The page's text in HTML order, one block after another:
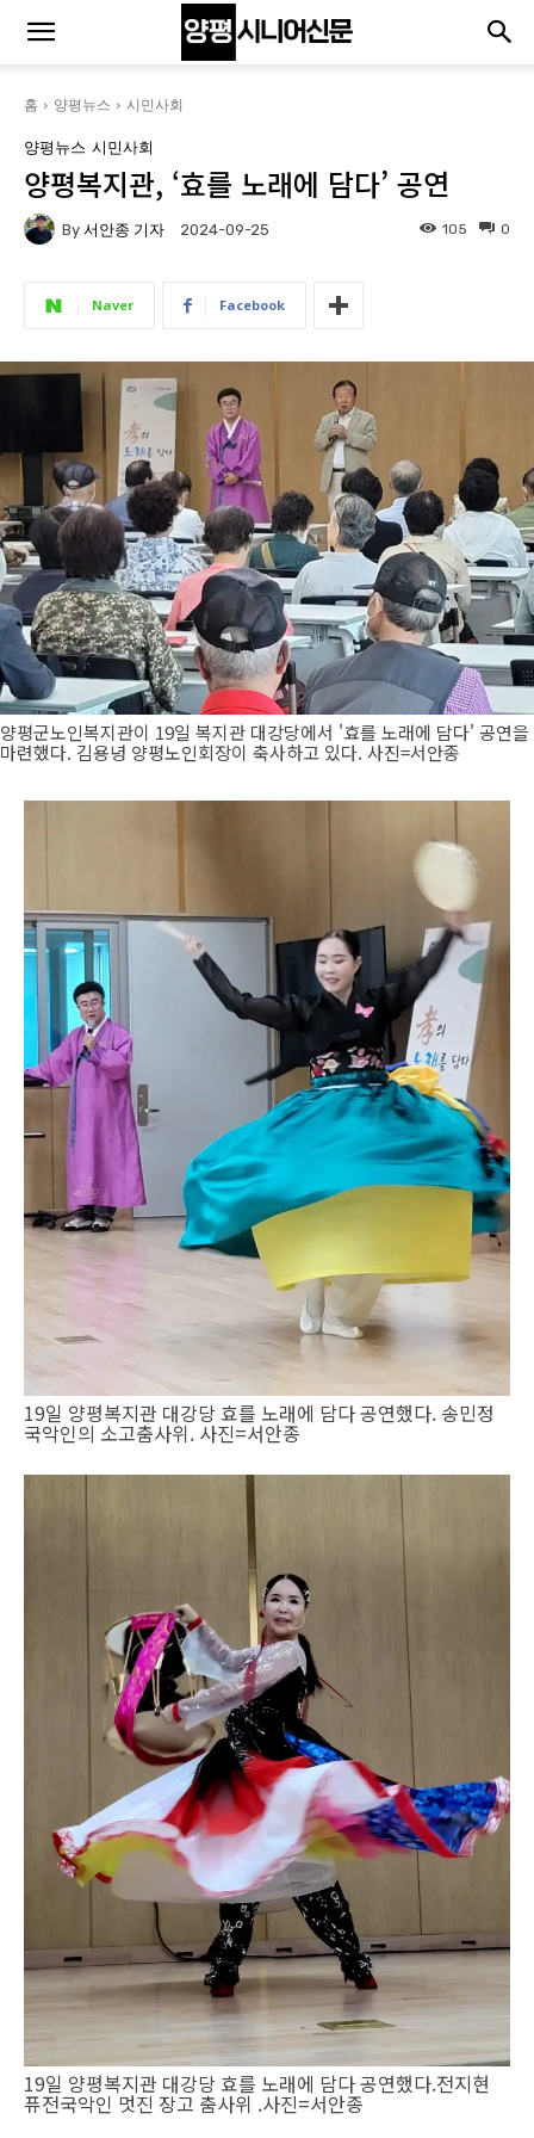
홈 양평뉴스 시민사회
양평뉴스 시민사회
양평복지관, ‘효를 노래에 담다’ 공연
By 서안종 기자 2024-09-25 0
105
Naver Facebook
양평군노인복지관이 19일 복지관 대강당에서 '효를 노래에 담다' 공연을
마련했다. 김용녕 양평노인회장이 축사하고 있다. 사진=서안종
19일 양평복지관 대강당 효를 노래에 담다 공연했다. 송민정
국악인의 소고춤사위. 사진=서안종
19일 양평복지관 대강당 효를 노래에 담다 공연했다.전지현
퓨전국악인 멋진 장고 춤사위 .사진=서안종